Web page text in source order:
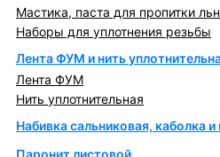
Мастика, паста для пропитки
Наборы для уплотнения резьбы
Лента ФУМ и нить
Лента ФУМ
Нить уплотнительная
Набивка сальниковая, каболка